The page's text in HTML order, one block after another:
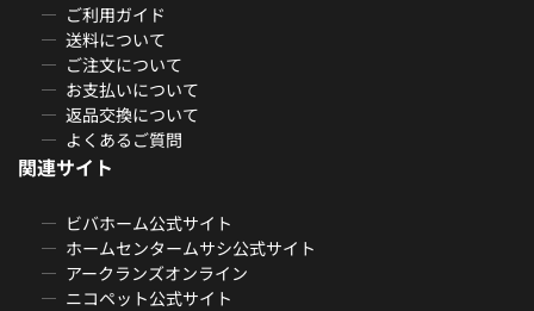
ご利用ガイド
送料について
ご注文について
お支払いについて
返品交換について
よくあるご質問
関連サイト
ビバホーム公式サイト
ホームセンタームサシ公式サイト
アークランズオンライン
ニコペット公式サイト